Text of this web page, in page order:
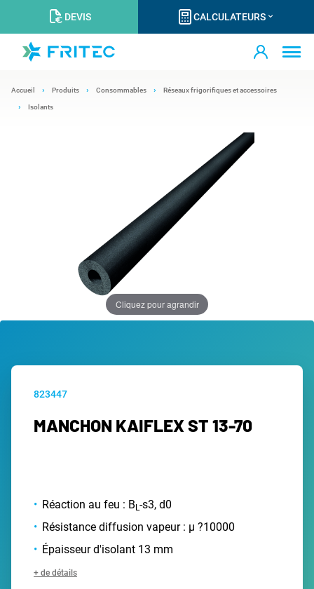
DEVIS CALCULATEURS
Accueil Produits Consommables Réseaux frigorifiques et accessoires
Isolants
Cliquez pour agrandir
823447
MANCHON KAIFLEX ST 13-70
Réaction au feu : B L-s3, d0
Résistance diffusion vapeur : µ ?10000
Épaisseur d'isolant 13 mm
+ de détails